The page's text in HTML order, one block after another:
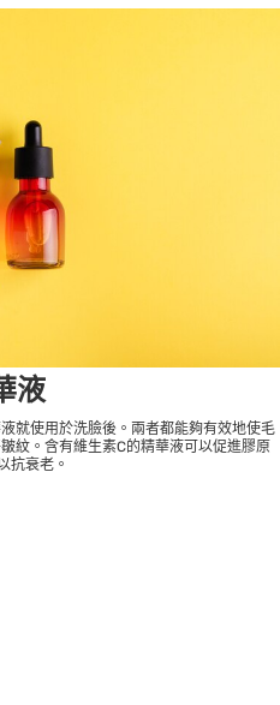
液
就使用於洗臉後。兩者都能夠有效地使毛
紋。含有維生素C的精華液可以促進膠原
抗衰老。